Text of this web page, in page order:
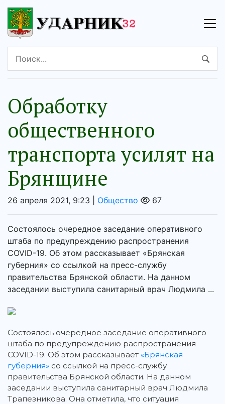
Обработку
общественного
транспорта усилят на
Брянщине
26 апреля 2021, 9:23 | Общество 67
Состоялось очередное заседание оперативного
штаба по предупреждению распространения
COVID-19. Об этом рассказывает «Брянская
губерния» со ссылкой на пресс-службу
правительства Брянской области. На данном
заседании выступила санитарный врач Людмила ...
Состоялось очередное заседание оперативного
штаба по предупреждению распространения
COVID-19. Об этом рассказывает «Брянская
губерния» со ссылкой на пресс-службу
правительства Брянской области. На данном
заседании выступила санитарный врач Людмила
Трапезникова. Она отметила, что ситуация